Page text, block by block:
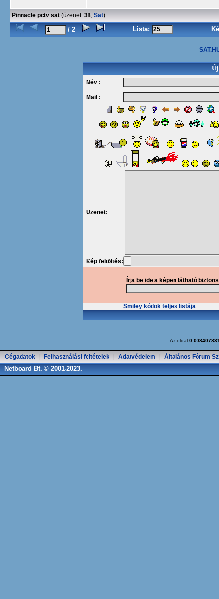
Pinnacle pctv sat (üzenet: 38, Sat)
/ 2 Lista:
Új
Név :
Mail :
Üzenet:
Kép feltöltés:
Írja be ide a képen látható
Smiley kódok teljes listája
Az oldal
Cégadatok Felhasználási feltételek Adatvédelem Általános Fórum
Netboard Bt. © 2001-2023.